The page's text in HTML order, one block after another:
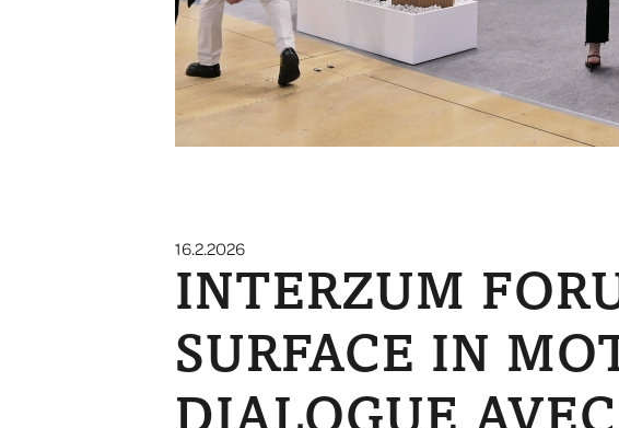
16.2.2026
INTERZUM
SURFACE IN